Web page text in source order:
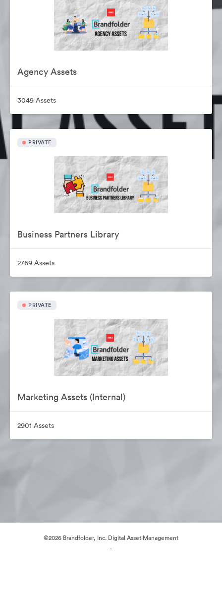
Agency Assets
3049 Assets
PRIVATE
Business Partners Library
2769 Assets
PRIVATE
Marketing Assets (Internal)
2901 Assets
©2026 Brandfolder, Inc. Digital Asset Management
·